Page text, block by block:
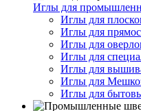
Иглы для
Иглы для
Иглы для
Иглы для
Иглы для
Иглы для
Иглы для
Иглы для